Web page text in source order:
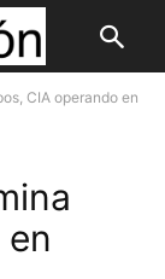
CIA operando en